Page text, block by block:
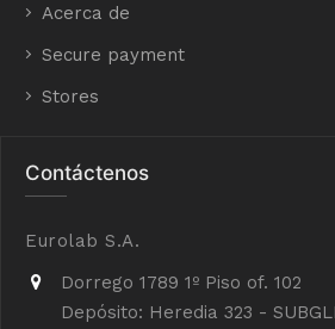
Acerca de
Secure payment
Stores
Contáctenos
Eurolab S.A.
Dorrego 1789 1º Piso of. 102
Depósito: Heredia 323 -